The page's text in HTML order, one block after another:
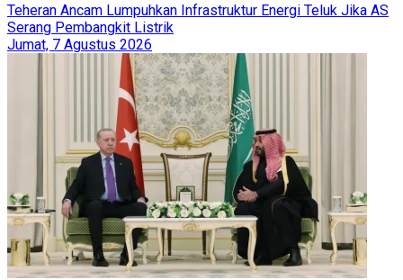
Teheran Ancam Lumpuhkan Infrastruktur Energi Teluk Jika AS
Serang Pembangkit Listrik
Jumat, 7 Agustus 2026